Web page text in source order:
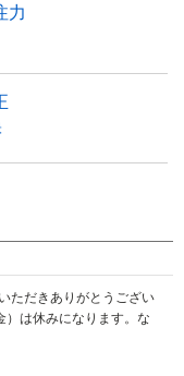
力
ただきありがとうござい
）は休みになります。な